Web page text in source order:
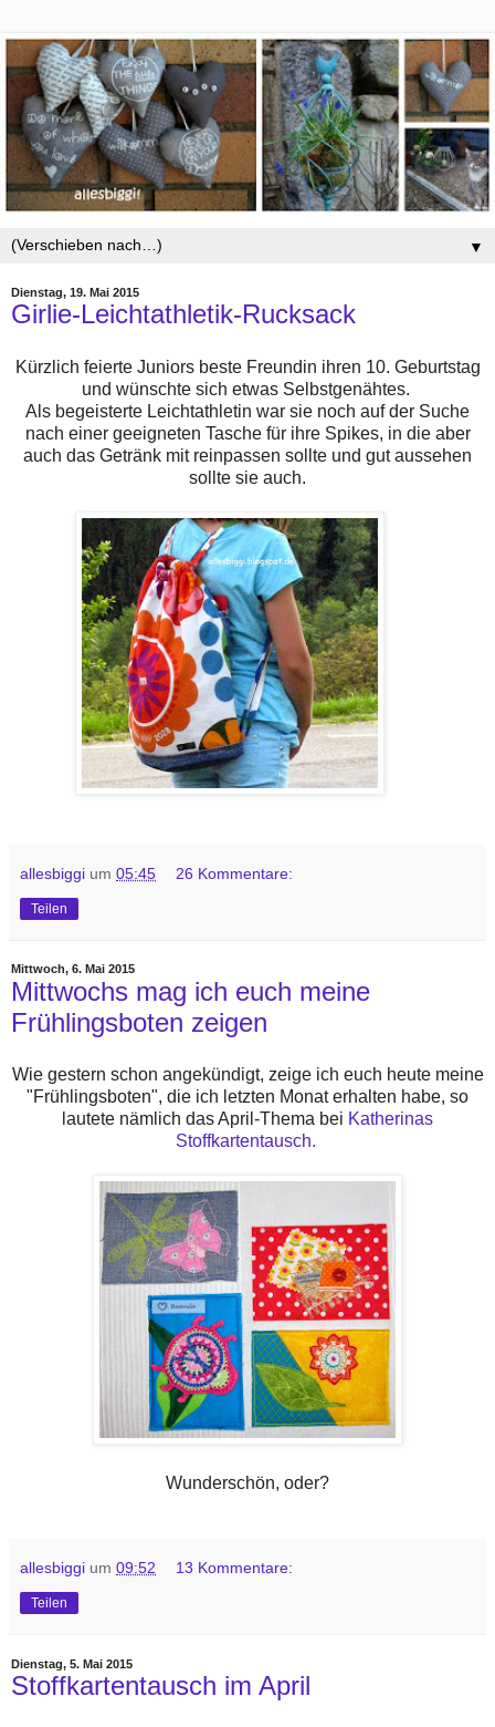
▼
Dienstag, 19. Mai 2015
Girlie-Leichtathletik-Rucksack
Kürzlich feierte Juniors beste Freundin ihren 10. Geburtstag
und wünschte sich etwas Selbstgenähtes.
Als begeisterte Leichtathletin war sie noch auf der Suche
nach einer geeigneten Tasche für ihre Spikes, in die aber
auch das Getränk mit reinpassen sollte und gut aussehen
sollte sie auch.
allesbiggi um 05:45 26 Kommentare:
Teilen
Mittwoch, 6. Mai 2015
Mittwochs mag ich euch meine
Frühlingsboten zeigen
Wie gestern schon angekündigt, zeige ich euch heute meine
"Frühlingsboten", die ich letzten Monat erhalten habe, so
lautete nämlich das April-Thema bei Katherinas
Stoffkartentausch.
Wunderschön, oder?
allesbiggi um 09:52 13 Kommentare:
Teilen
Dienstag, 5. Mai 2015
Stoffkartentausch im April